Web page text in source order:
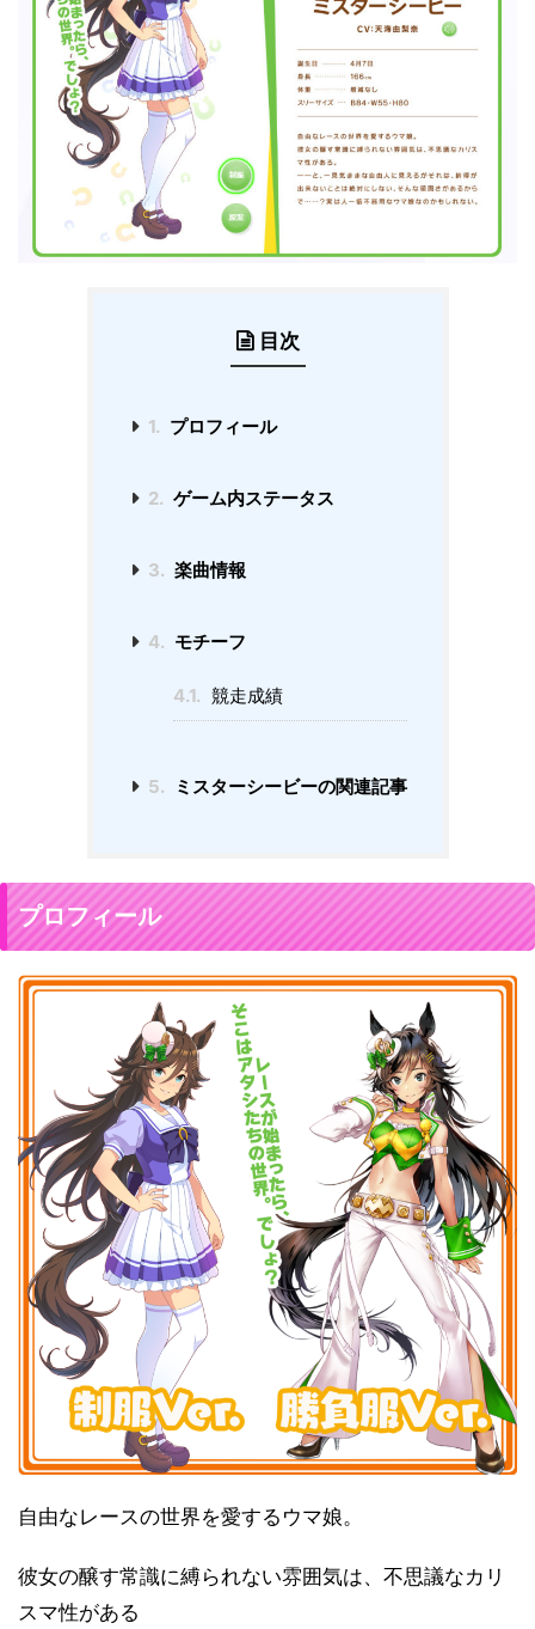
目次
1. プロフィール
2. ゲーム内ステータス
3. 楽曲情報
4. モチーフ
4.1. 競走成績
5. ミスターシービーの関連記事
プロフィール
自由なレースの世界を愛するウマ娘。
彼女の醸す常識に縛られない雰囲気は、不思議なカリ
スマ性がある